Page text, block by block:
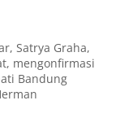
Satrya Graha,
mengonfirmasi
Bandung